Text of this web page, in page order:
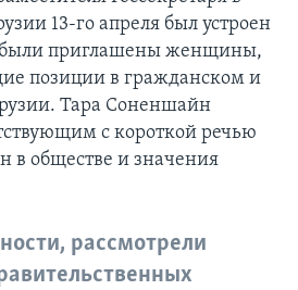
13-го апреля был устроен
приглашены женщины,
позиции в гражданском и
Тара Соненшайн
с короткой речью
в обществе и значения
рассмотрели